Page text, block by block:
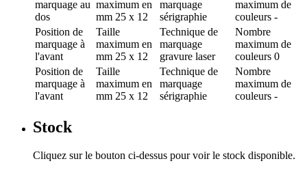
marquage au
dos
maximum en
mm 25 x 12
marquage
sérigraphie
maximum de
couleurs -
Position de
marquage à
l'avant
Taille
maximum en
mm 25 x 12
Technique de
marquage
gravure laser
Nombre
maximum de
couleurs 0
Position de
marquage à
l'avant
Taille
maximum en
mm 25 x 12
Technique de
marquage
sérigraphie
Nombre
maximum de
couleurs -
Stock
Cliquez sur le bouton ci-dessus pour voir le stock disponible.